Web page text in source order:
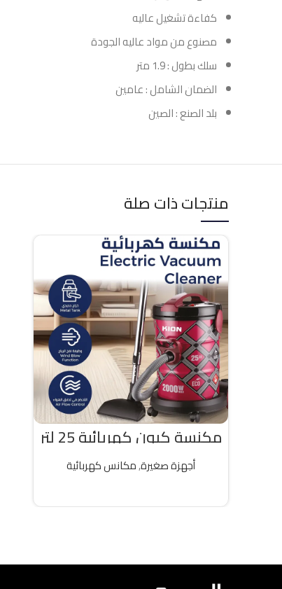
كفاءة تشغيل عاليه
مصنوع من مواد عاليه الجودة
سلك بطول : 1.9 متر
الضمان الشامل : عامين
بلد الصنع : الصين
منتجات ذات صلة
مكنسة كيون كهربائية 25 لتر 2000 واط تركى
أجهزة صغيرة,مكانس كهربائية